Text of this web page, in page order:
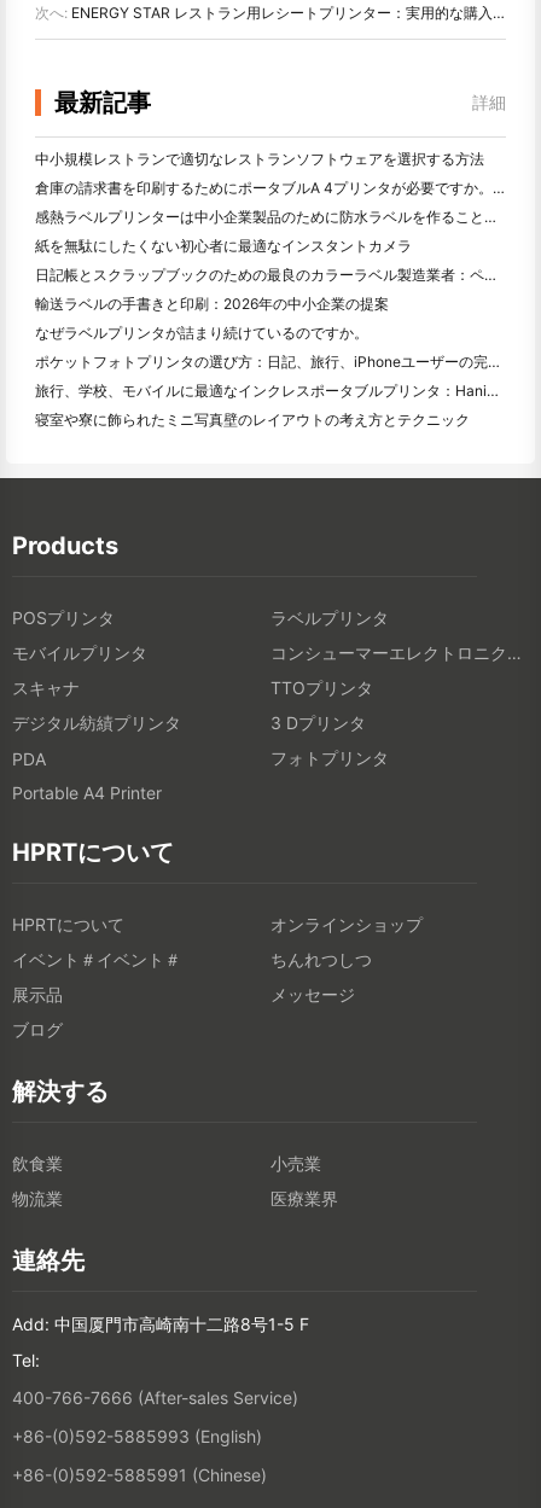
次へ: ENERGY STAR レストラン用レシートプリンター：実用的な購入者ガイド
最新記事 詳細
中小規模レストランで適切なレストランソフトウェアを選択する方法
倉庫の請求書を印刷するためにポータブルA 4プリンタが必要ですか。何が本当に効果的なのか
感熱ラベルプリンターは中小企業製品のために防水ラベルを作ることができますか？
紙を無駄にしたくない初心者に最適なインスタントカメラ
日記帳とスクラップブックのための最良のカラーラベル製造業者：ページごとにさらに色を追加
輸送ラベルの手書きと印刷：2026年の中小企業の提案
なぜラベルプリンタが詰まり続けているのですか。
ポケットフォトプリンタの選び方：日記、旅行、iPhoneユーザーの完全ガイド
旅行、学校、モバイルに最適なインクレスポータブルプリンタ：Hanin MT 620 Pro評価
寝室や寮に飾られたミニ写真壁のレイアウトの考え方とテクニック
Products
POSプリンタ
ラベルプリンタ
モバイルプリンタ
コンシューマーエレクトロニクス製品
スキャナ
TTOプリンタ
デジタル紡績プリンタ
3 Dプリンタ
PDA
フォトプリンタ
Portable A4 Printer
HPRTについて
HPRTについて
オンラインショップ
イベント＃イベント＃
ちんれつしつ
展示品
メッセージ
ブログ
解決する
飲食業
小売業
物流業
医療業界
連絡先
Add: 中国厦門市高崎南十二路8号1-5 F
Tel:
400-766-7666 (After-sales Service)
+86-(0)592-5885993 (English)
+86-(0)592-5885991 (Chinese)